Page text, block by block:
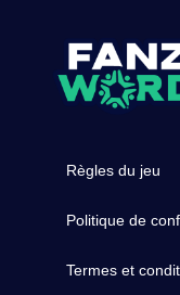
Règles du jeu
Politique de
Termes et